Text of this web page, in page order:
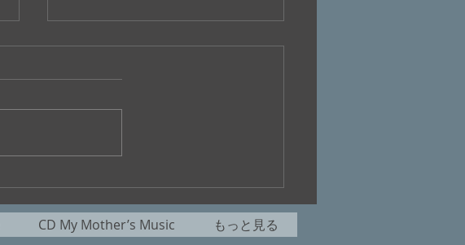
Nice’N’Easyタイム”
CD My Mother’s Music もっと見る